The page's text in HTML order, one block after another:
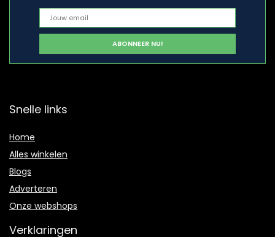
Snelle links
Home
Alles winkelen
Blogs
Adverteren
Onze webshops
Verklaringen